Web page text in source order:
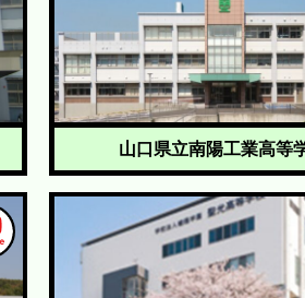
山口県立南陽工業高等